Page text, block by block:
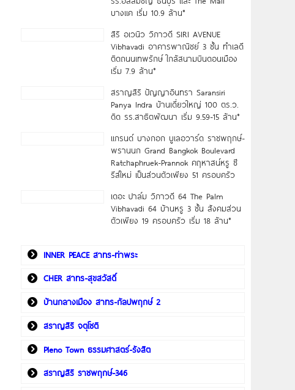
บางแค เริ่ม 10.9 ล้าน*
สิริ อเวนิว วิภาวดี SIRI AVENUE
Vibhavadi อาคารพาณิชย์ 3 ชั้น ทำเลดี
ติดถนนเทพรักษ์ ใกล้สนามบินดอนเมือง
เริ่ม 7.9 ล้าน*
สราญสิริ ปัญญาอินทรา Saransiri
Panya Indra บ้านเดี่ยวใหญ่ 100 ตร.ว.
ดิด รร.สาธิตพัฒนา เริ่ม 9.59-15 ล้าน*
แกรนด์ บางกอก บูเลอวาร์ด ราชพฤกษ์-
พรานนก Grand Bangkok Boulevard
Ratchaphruek-Prannok คฤหาสน์หรู ซี
รีส์ใหม่ เป็นส่วนตัวเพียง 51 ครอบครัว
เดอะ ปาล์ม วิภาวดี 64 The Palm
Vibhavadi 64 บ้านหรู 3 ชั้น สังคมส่วน
ตัวเพียง 19 ครอบครัว เริ่ม 18 ล้าน*
INNER PEACE สาทร-ท่าพระ
CHER สาทร-สุขสวัสดิ์
บ้านกลางเมือง สาทร-กัลปพฤกษ์ 2
สราญสิริ จตุโชติ
Pleno Town ธรรมศาสตร์-รังสิต
สราญสิริ ราชพฤกษ์-346